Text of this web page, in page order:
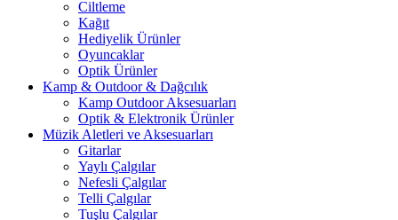
Ciltleme
Kağıt
Hediyelik Ürünler
Oyuncaklar
Optik Ürünler
Kamp & Outdoor & Dağcılık
Kamp Outdoor Aksesuarları
Optik & Elektronik Ürünler
Müzik Aletleri ve Aksesuarları
Gitarlar
Yaylı Çalgılar
Nefesli Çalgılar
Telli Çalgılar
Tuşlu Çalgılar